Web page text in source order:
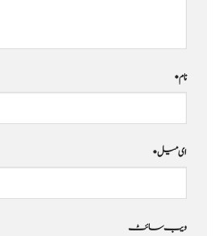
نام*
ای میل*
ویب‌ سائٹ